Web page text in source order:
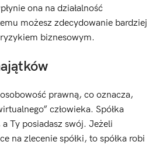
ona na działalność
możesz zdecydowanie bardziej
biznesowym.
prawną, co oznacza,
człowieka. Spółka
Ty posiadasz swój. Jeżeli
na zlecenie spółki, to spółka robi